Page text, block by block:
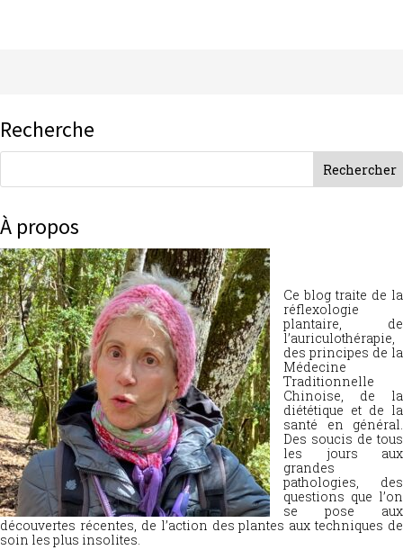
Recherche
À propos
Ce blog traite de la
réflexologie
plantaire, de
l’auriculothérapie,
des principes de la
Médecine
Traditionnelle
Chinoise, de la
diététique et de la
santé en général.
Des soucis de tous
les jours aux
grandes
pathologies, des
questions que l’on
se pose aux
découvertes récentes, de l’action des plantes aux techniques de
soin les plus insolites.